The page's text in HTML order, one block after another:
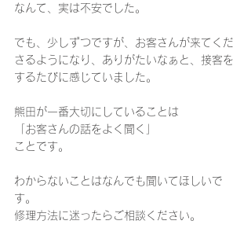
なんて、実は不安でした。
でも、少しずつですが、お客さんが来てくだ
さるようになり、ありがたいなぁと、接客を
するたびに感じていました。
熊田が一番大切にしていることは
「お客さんの話をよく聞く」
ことです。
わからないことはなんでも聞いてほしいで
す。
修理方法に迷ったらご相談ください。